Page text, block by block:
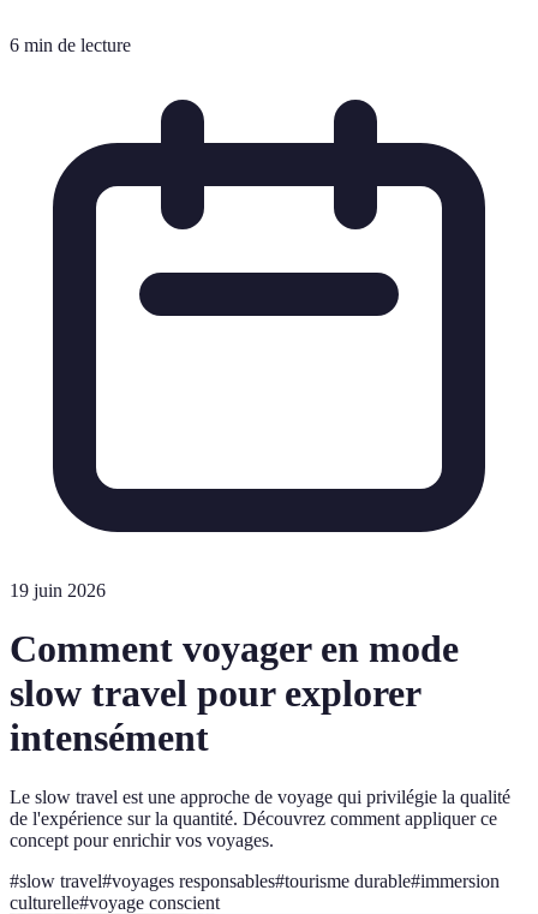
6 min de lecture
19 juin 2026
Comment voyager en mode
slow travel pour explorer
intensément
Le slow travel est une approche de voyage qui privilégie la qualité
de l'expérience sur la quantité. Découvrez comment appliquer ce
concept pour enrichir vos voyages.
#slow travel#voyages responsables#tourisme durable#immersion
culturelle#voyage conscient